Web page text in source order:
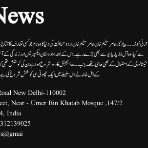
جرنی نیوز۔۔۔بیاد گار عامر سلیم خان عامر سلیم خان اردوصحافت کی دنیا کاوہ نام جو کسی تعارف
سے کیا،وہ آل انڈیا ریڈیوسے بھی جڑے رہے۔ اس کے بعد ہندوستان ایکسپریس اور زندگی کے
ٹیکنالوجی کے استعمال کے بھی حامی تھے۔ جب سے ڈیجیٹل کا دور شروع ہوا ہے ان کی
کے اہل خانہ نے اس سلسلے میں ایک چھوٹی سی کوشش شروع کی
New Delhi-110002.
147/2, Second Floor, Khasra No.132, Front Portion, Ram Ghat Street, Near - Umer Bin Khatab Mosque,
India